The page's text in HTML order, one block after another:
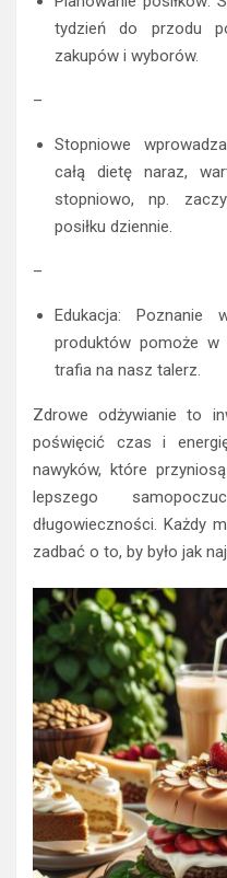
tydzień do przodu
zakupów i wyborów.
–
Stopniowe
całą dietę naraz,
stopniowo, np.
posiłku dziennie.
–
Edukacja: Poznanie
produktów pomoże
trafia na nasz talerz.
Zdrowe odżywianie to
poświęcić czas i
nawyków, które
lepszego
długowieczności. Każdy
zadbać o to, by było jak